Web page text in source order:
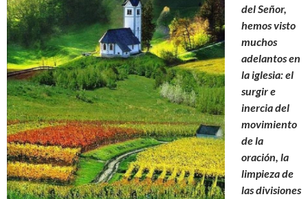
del Señor,
hemos visto
muchos
adelantos en
la iglesia: el
surgir e
inercia del
movimiento
de la
oración, la
limpieza de
las divisiones